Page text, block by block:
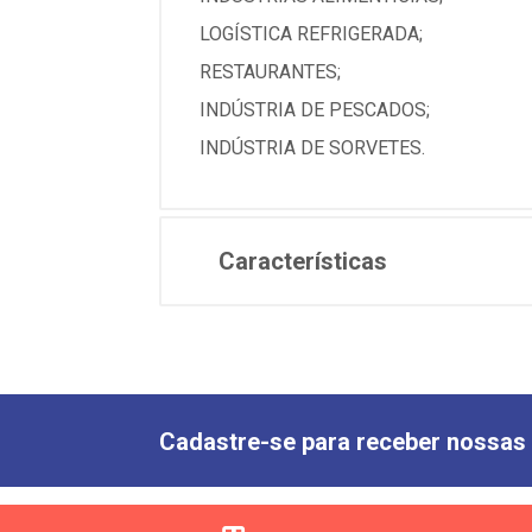
LOGÍSTICA REFRIGERADA;
RESTAURANTES;
INDÚSTRIA DE PESCADOS;
INDÚSTRIA DE SORVETES.
Características
Cadastre-se para receber